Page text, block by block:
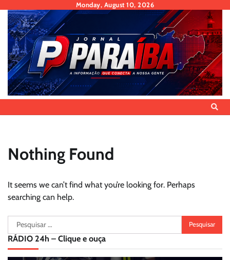
content
Monday, August 10, 2026
Nothing Found
It seems we can’t find what you’re looking for. Perhaps
searching can help.
Pesquisar
por:
RÁDIO 24h – Clique e ouça